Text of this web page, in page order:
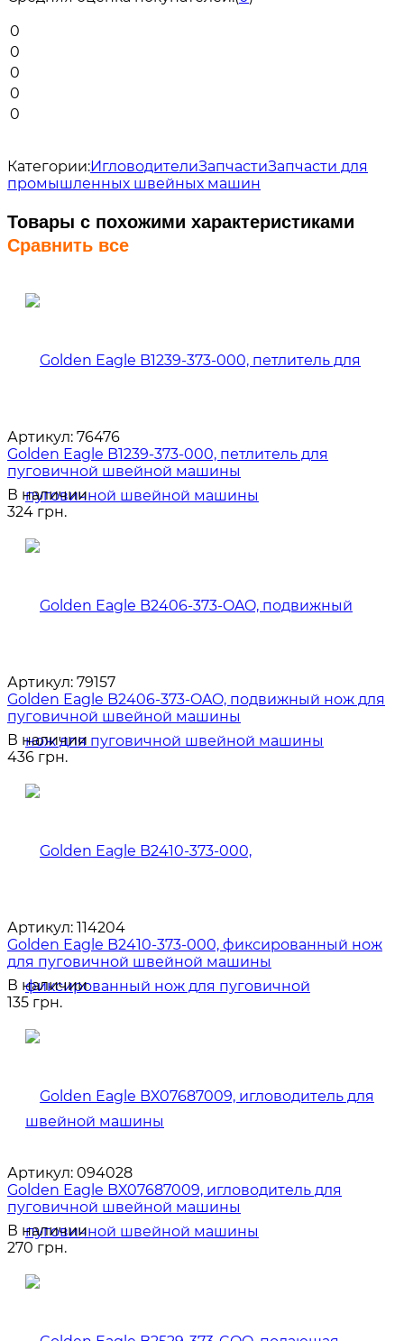
0
0
0
0
0
Категории:ИгловодителиЗапчастиЗапчасти для
промышленных швейных машин
Товары с похожими характеристиками
Сравнить все
Артикул: 76476
Golden Eagle B1239-373-000, петлитель для
пуговичной швейной машины
В наличии
324 грн.
Артикул: 79157
Golden Eagle B2406-373-OAO, подвижный нож для
пуговичной швейной машины
В наличии
436 грн.
Артикул: 114204
Golden Eagle B2410-373-000, фиксированный нож
для пуговичной швейной машины
В наличии
135 грн.
Артикул: 094028
Golden Eagle BX07687009, игловодитель для
пуговичной швейной машины
В наличии
270 грн.